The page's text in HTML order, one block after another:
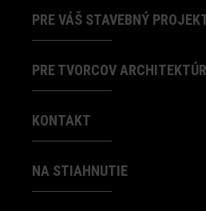
PRE VÁŠ STAVEBNÝ
PRE TVORCOV
KONTAKT
NA STIAHNUTIE